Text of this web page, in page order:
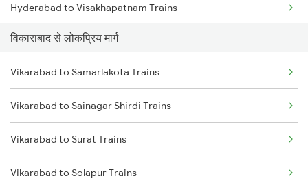
Vikarabad to Wallepur Trains
Hyderabad to Visakhapatnam Trains
Hyderabad to Veeravasaram Trains
Hyderabad to Vizianagaram Trains
Hyderabad to Wadi Trains
Hyderabad to Washim Trains
Hyderabad to Wankaner Trains
विकाराबाद से लोकप्रिय मार्ग
Vikarabad to Samarlakota Trains
Vikarabad to Sainagar Shirdi Trains
Vikarabad to Surat Trains
Vikarabad to Solapur Trains